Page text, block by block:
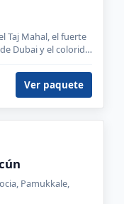
Taj Mahal, el fuerte
Dubai y el colorido
Ver paquete
Pamukkale,